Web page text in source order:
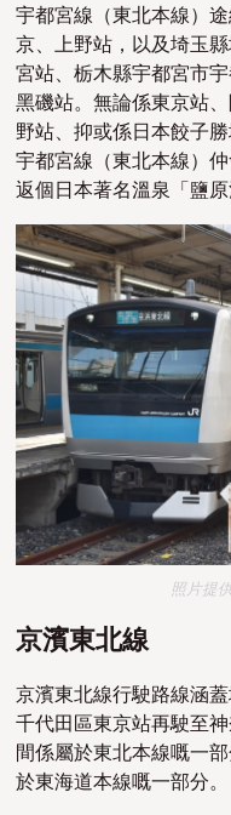
宇都宮線（東北本線）
京、上野站，以及埼玉
宮站、栃木縣宇都宮市
黑磯站。無論係東京站
野站、抑或係日本餃子
宇都宮線（東北本線）
返個日本著名溫泉「鹽原
照片提
京濱東北線
京濱東北線行駛路線涵
千代田區東京站再駛至
間係屬於東北本線嘅一
於東海道本線嘅一部分。